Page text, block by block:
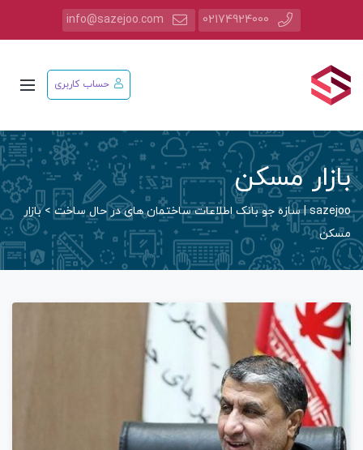
02174924000
info@sazejoo.com
حساب کاربری
بازار مسکن
sazejoo | سازه جو بانک اطلاعات ساختمان های در حال ساخت >بازار
مسکن